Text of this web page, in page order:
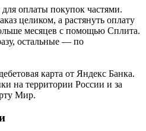
оплаты покупок частями.
целиком, а растянуть оплату
месяцев с помощью Сплита.
остальные — по
карта от Яндекс Банка.
на территории России и за
Мир.